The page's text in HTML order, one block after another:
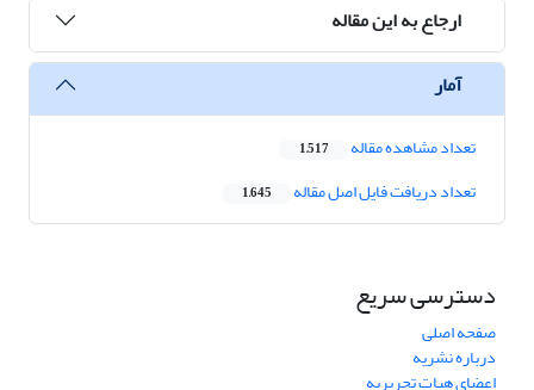
ارجاع به این مقاله
آمار
تعداد مشاهده مقاله 1,517
تعداد دریافت فایل اصل مقاله 1,645
دسترسی سریع
صفحه اصلی
درباره نشریه
اعضای هیات تحریریه